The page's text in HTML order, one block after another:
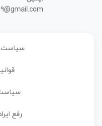
رفع